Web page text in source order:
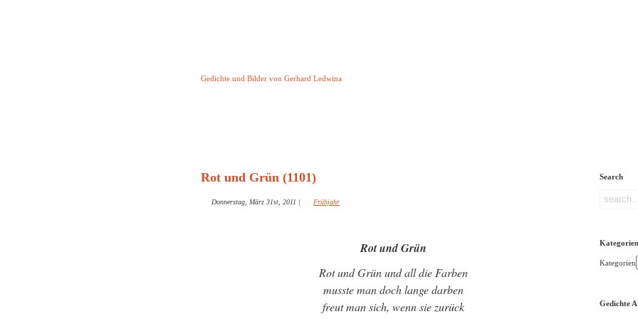
Gedichte und Bilder von Gerhard Ledwina
Rot und Grün (1101)
Donnerstag, März 31st, 2011 | Frühjahr
Rot und Grün
Rot und Grün und all die Farben
musste man doch lange darben
freut man sich, wenn sie zurück
Search
Kategorien
Kategorien
Gedichte